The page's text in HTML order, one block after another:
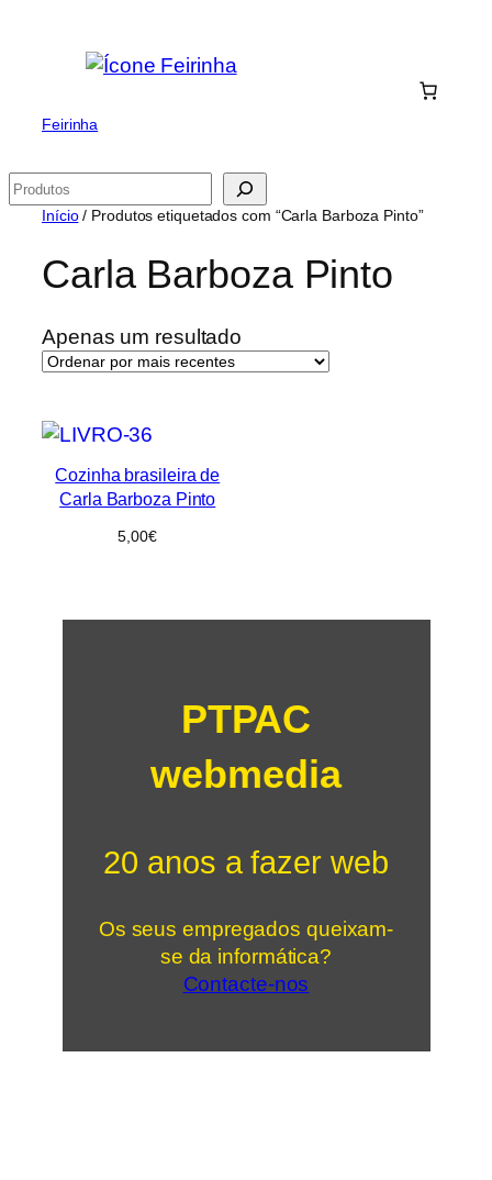
Feirinha
Pesquisar
Início/ Produtos etiquetados com “Carla Barboza Pinto”
Carla Barboza Pinto
Apenas um resultado
Cozinha brasileira de
Carla Barboza Pinto
5,00€
PTPAC
webmedia
20 anos a fazer web
Os seus empregados queixam-
se da informática?
Contacte-nos